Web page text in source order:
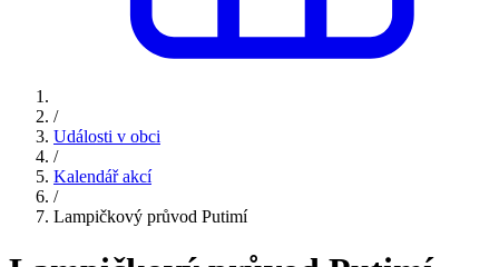
/
Události v obci
/
Kalendář akcí
/
Lampičkový průvod Putimí